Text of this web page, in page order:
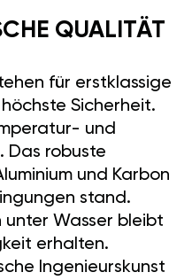
QUALITÄT
für erstklassige
Sicherheit.
und
Das robuste
und Karbon
stand.
unter Wasser bleibt
erhalten.
Ingenieurskunst